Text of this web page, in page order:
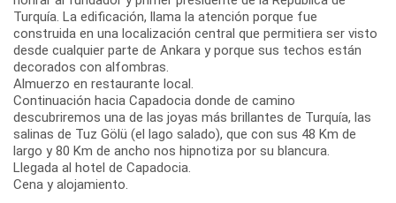
Turquía. La edificación, llama la atención porque fue
construida en una localización central que permitiera ser visto
desde cualquier parte de Ankara y porque sus techos están
decorados con alfombras.
Almuerzo en restaurante local.
Continuación hacia Capadocia donde de camino
descubriremos una de las joyas más brillantes de Turquía, las
salinas de Tuz Gölü (el lago salado), que con sus 48 Km de
largo y 80 Km de ancho nos hipnotiza por su blancura.
Llegada al hotel de Capadocia.
Cena y alojamiento.